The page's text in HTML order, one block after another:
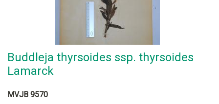
Buddleja thyrsoides ssp. thyrsoides
Lamarck
MVJB 9570